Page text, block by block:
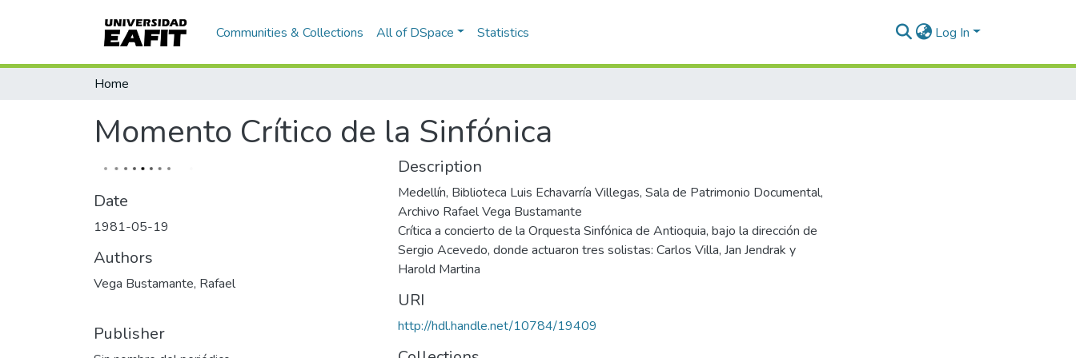
Communities & Collections All of DSpace Statistics Log In
Home
Momento Crítico de la Sinfónica
Date
1981-05-19
Authors
Vega Bustamante, Rafael
Publisher
Description
Medellín, Biblioteca Luis Echavarría Villegas, Sala de Patrimonio Documental,
Archivo Rafael Vega Bustamante
Crítica a concierto de la Orquesta Sinfónica de Antioquia, bajo la dirección de
Sergio Acevedo, donde actuaron tres solistas: Carlos Villa, Jan Jendrak y
Harold Martina
URI
http://hdl.handle.net/10784/19409